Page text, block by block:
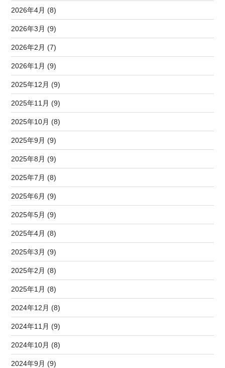
2026年4月 (8)
2026年3月 (9)
2026年2月 (7)
2026年1月 (9)
2025年12月 (9)
2025年11月 (9)
2025年10月 (8)
2025年9月 (9)
2025年8月 (9)
2025年7月 (8)
2025年6月 (9)
2025年5月 (9)
2025年4月 (8)
2025年3月 (9)
2025年2月 (8)
2025年1月 (8)
2024年12月 (8)
2024年11月 (9)
2024年10月 (8)
2024年9月 (9)